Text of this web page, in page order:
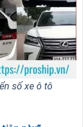
số xe ô tô